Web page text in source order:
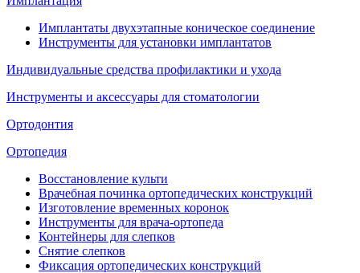
Имплантаты двухэтапные коническое соединение
Инструменты для установки имплантатов
Индивидуальные средства профилактики и ухода
Инструменты и аксессуары для стоматологии
Ортодонтия
Ортопедия
Восстановление культи
Врачебная починка ортопедических конструкций
Изготовление временных коронок
Инструменты для врача-ортопеда
Контейнеры для слепков
Снятие слепков
Фиксация ортопедических конструкций